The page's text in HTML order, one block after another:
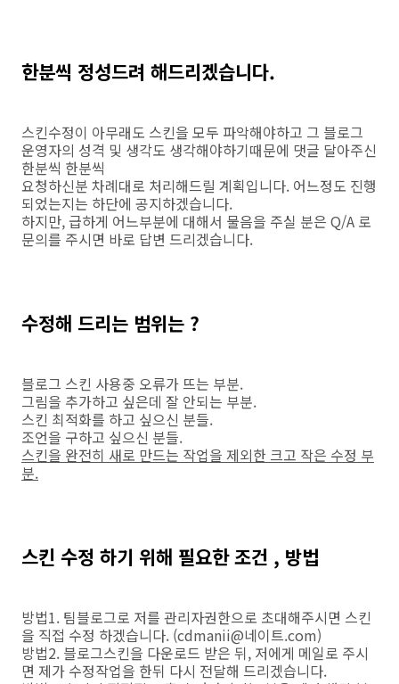
한분씩 정성드려 해드리겠습니다.
스킨수정이 아무래도 스킨을 모두 파악해야하고 그 블로그
운영자의 성격 및 생각도 생각해야하기때문에 댓글 달아주신
한분씩 한분씩
요청하신분 차례대로 처리해드릴 계획입니다. 어느정도 진행
되었는지는 하단에 공지하겠습니다.
하지만, 급하게 어느부분에 대해서 물음을 주실 분은 Q/A 로
문의를 주시면 바로 답변 드리겠습니다.
수정해 드리는 범위는 ?
블로그 스킨 사용중 오류가 뜨는 부분.
그림을 추가하고 싶은데 잘 안되는 부분.
스킨 최적화를 하고 싶으신 분들.
조언을 구하고 싶으신 분들.
스킨을 완전히 새로 만드는 작업을 제외한 크고 작은 수정 부
분.
스킨 수정 하기 위해 필요한 조건 , 방법
방법1. 팀블로그로 저를 관리자권한으로 초대해주시면 스킨
을 직접 수정 하겠습니다. (cdmanii@네이트.com)
방법2. 블로그스킨을 다운로드 받은 뒤, 저에게 메일로 주시
면 제가 수정작업을 한뒤 다시 전달해 드리겠습니다.